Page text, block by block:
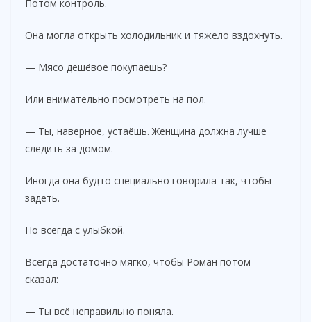
Потом контроль.
Она могла открыть холодильник и тяжело вздохнуть.
— Мясо дешёвое покупаешь?
Или внимательно посмотреть на пол.
— Ты, наверное, устаёшь. Женщина должна лучше
следить за домом.
Иногда она будто специально говорила так, чтобы
задеть.
Но всегда с улыбкой.
Всегда достаточно мягко, чтобы Роман потом
сказал:
— Ты всё неправильно поняла.